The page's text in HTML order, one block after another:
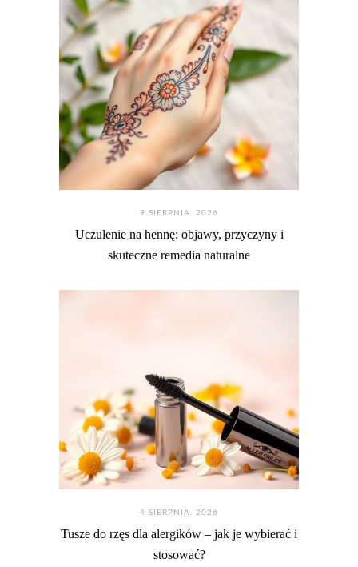
9 SIERPNIA. 2026
Uczulenie na hennę: objawy, przyczyny i
skuteczne remedia naturalne
4 SIERPNIA. 2026
Tusze do rzęs dla alergików – jak je wybierać i
stosować?